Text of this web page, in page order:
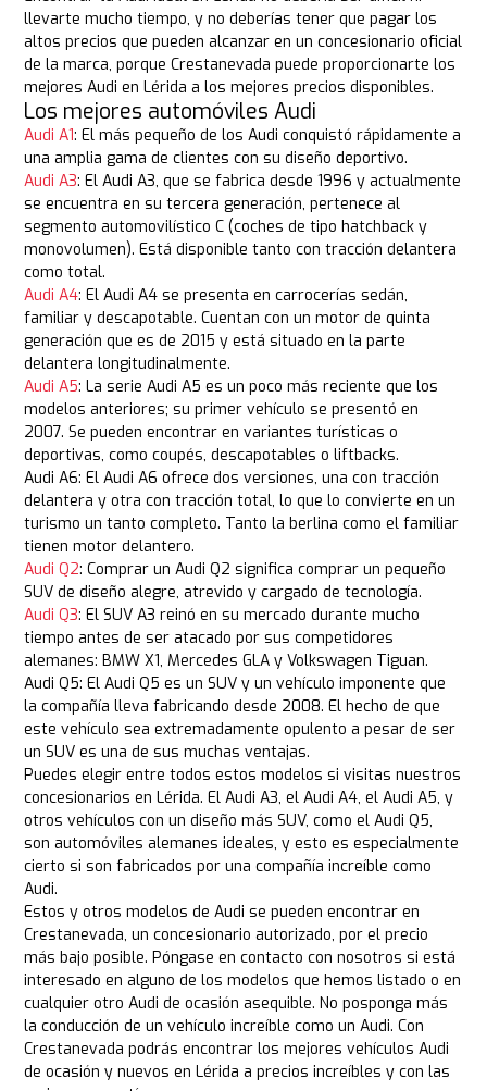
llevarte mucho tiempo, y no deberías tener que pagar los
altos precios que pueden alcanzar en un concesionario oficial
de la marca, porque Crestanevada puede proporcionarte los
mejores Audi en Lérida a los mejores precios disponibles.
Los mejores automóviles Audi
Audi A1: El más pequeño de los Audi conquistó rápidamente a
una amplia gama de clientes con su diseño deportivo.
Audi A3: El Audi A3, que se fabrica desde 1996 y actualmente
se encuentra en su tercera generación, pertenece al
segmento automovilístico C (coches de tipo hatchback y
monovolumen). Está disponible tanto con tracción delantera
como total.
Audi A4: El Audi A4 se presenta en carrocerías sedán,
familiar y descapotable. Cuentan con un motor de quinta
generación que es de 2015 y está situado en la parte
delantera longitudinalmente.
Audi A5: La serie Audi A5 es un poco más reciente que los
modelos anteriores; su primer vehículo se presentó en
2007. Se pueden encontrar en variantes turísticas o
deportivas, como coupés, descapotables o liftbacks.
Audi A6: El Audi A6 ofrece dos versiones, una con tracción
delantera y otra con tracción total, lo que lo convierte en un
turismo un tanto completo. Tanto la berlina como el familiar
tienen motor delantero.
Audi Q2: Comprar un Audi Q2 significa comprar un pequeño
SUV de diseño alegre, atrevido y cargado de tecnología.
Audi Q3: El SUV A3 reinó en su mercado durante mucho
tiempo antes de ser atacado por sus competidores
alemanes: BMW X1, Mercedes GLA y Volkswagen Tiguan.
Audi Q5: El Audi Q5 es un SUV y un vehículo imponente que
la compañía lleva fabricando desde 2008. El hecho de que
este vehículo sea extremadamente opulento a pesar de ser
un SUV es una de sus muchas ventajas.
Puedes elegir entre todos estos modelos si visitas nuestros
concesionarios en Lérida. El Audi A3, el Audi A4, el Audi A5, y
otros vehículos con un diseño más SUV, como el Audi Q5,
son automóviles alemanes ideales, y esto es especialmente
cierto si son fabricados por una compañía increíble como
Audi.
Estos y otros modelos de Audi se pueden encontrar en
Crestanevada, un concesionario autorizado, por el precio
más bajo posible. Póngase en contacto con nosotros si está
interesado en alguno de los modelos que hemos listado o en
cualquier otro Audi de ocasión asequible. No posponga más
la conducción de un vehículo increíble como un Audi. Con
Crestanevada podrás encontrar los mejores vehículos Audi
de ocasión y nuevos en Lérida a precios increíbles y con las